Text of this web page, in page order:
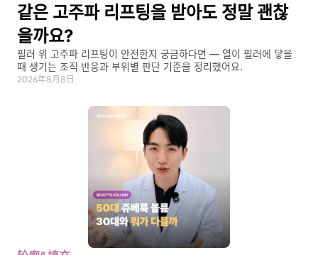
같은 고주파 리프팅을 받아도 정말 괜찮
을까요?
필러 위 고주파 리프팅이 안전한지 궁금하다면 — 열이 필러에 닿을
때 생기는 조직 반응과 부위별 판단 기준을 정리했어요.
2026年8月8日